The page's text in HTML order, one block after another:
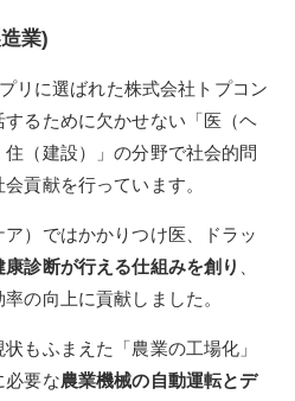
業)
リに選ばれた株式会社トプコン
るために欠かせない「医（ヘ
（建設）」の分野で社会的問
貢献を行っています。
）ではかかりつけ医、ドラッ
康診断が行える仕組みを創り
の向上に貢献しました。
もふまえた「農業の工場化」
必要な農業機械の自動運転とデ